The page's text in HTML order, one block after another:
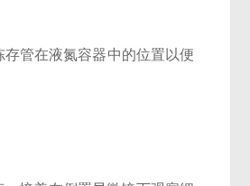
管在液氮容器中的位置以便